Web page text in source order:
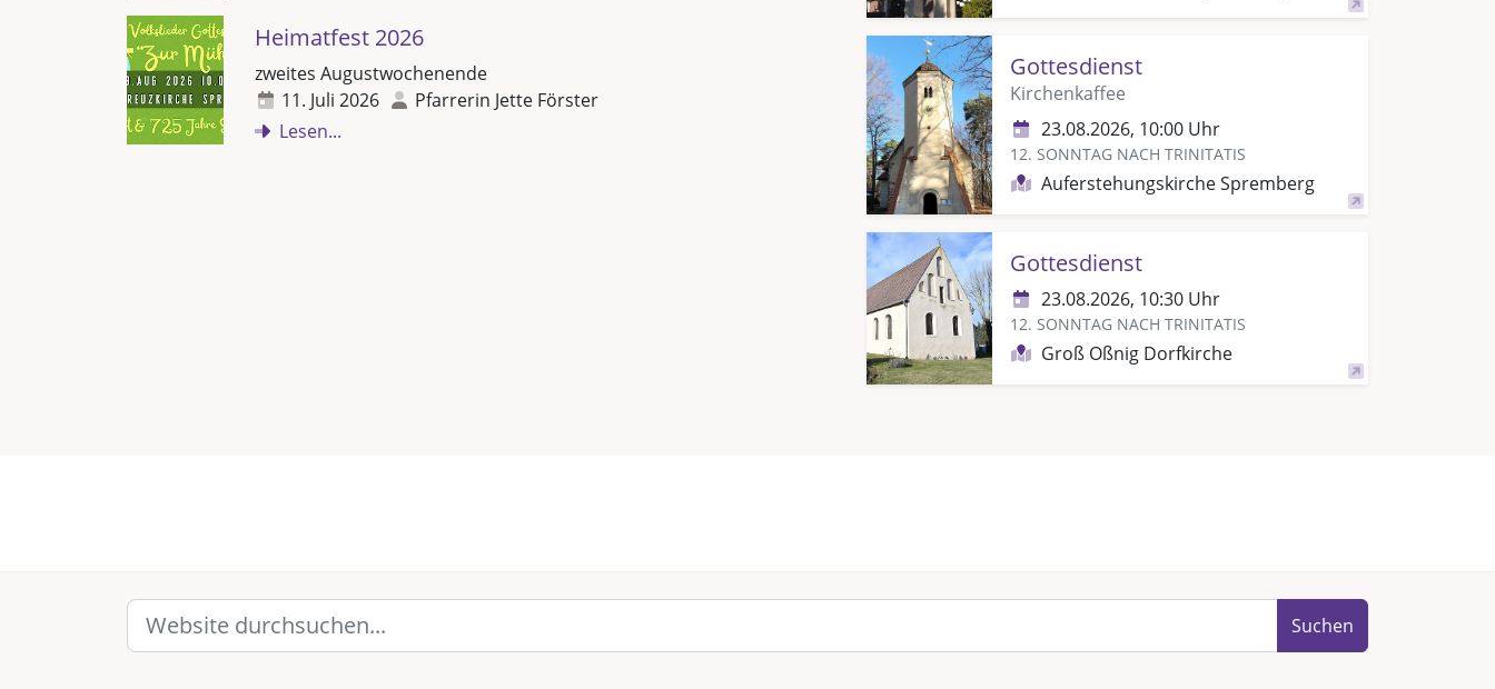
Gottesdienst
Kirchenkaffee
23.08.2026, 10:00 Uhr
12. SONNTAG NACH TRINITATIS
Auferstehungskirche Spremberg
Gottesdienst
23.08.2026, 10:30 Uhr
12. SONNTAG NACH TRINITATIS
Groß Oßnig Dorfkirche
Heimatfest 2026
zweites Augustwochenende
11. Juli 2026
Pfarrerin Jette Förster
Lesen...
Suchen